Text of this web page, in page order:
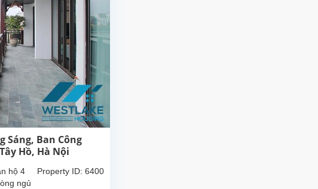
Sáng, Ban Công
Hồ, Hà Nội
Property ID: 6400
hộ 4
ngủ